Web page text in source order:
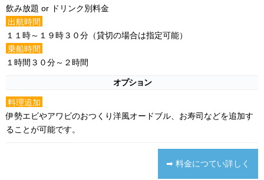
飲み放題 or ドリンク別料金
出航時間
１１時～１９時３０分（貸切の場合は指定可能）
乗船時間
１時間３０分～２時間
オプション
料理追加
伊勢エビやアワビのおつくり洋風オードブル、お寿司などを追加す
ることが可能です。
➡ 料金につてい詳しく